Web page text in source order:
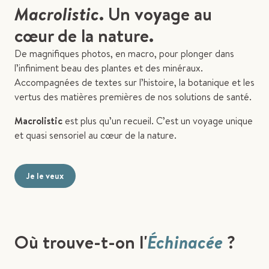
Macrolistic. Un voyage au
cœur de la nature.
De magnifiques photos, en macro, pour plonger dans
l’infiniment beau des plantes et des minéraux.
Accompagnées de textes sur l’histoire, la botanique et les
vertus des matières premières de nos solutions de santé.
Macrolistic est plus qu’un recueil. C’est un voyage unique
et quasi sensoriel au cœur de la nature.
Je le veux
Où trouve-t-on l'Échinacée?